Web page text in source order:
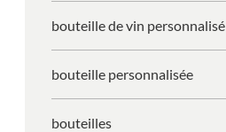
bouteille de vin personnalisé
bouteille personnalisée
bouteilles